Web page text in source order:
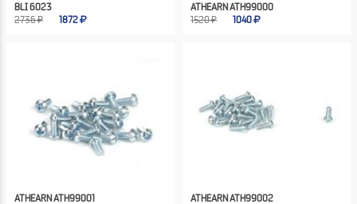
BLI 6023
2736 ₽
1872
ATHEARN ATH99000
1520 ₽
1040
ATHEARN ATH99001
ATHEARN ATH99002